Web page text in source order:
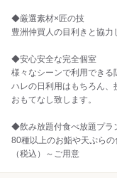
◆厳選素材×匠の技
豊洲仲買人の目利きと協力
◆安心安全な完全個室
様々なシーンで利用できる
ハレの日利用はもちろん
おもてなし致します。
◆飲み放題付食べ放題プラ
80種以上のお鮨や天ぷら
（税込）～ご用意